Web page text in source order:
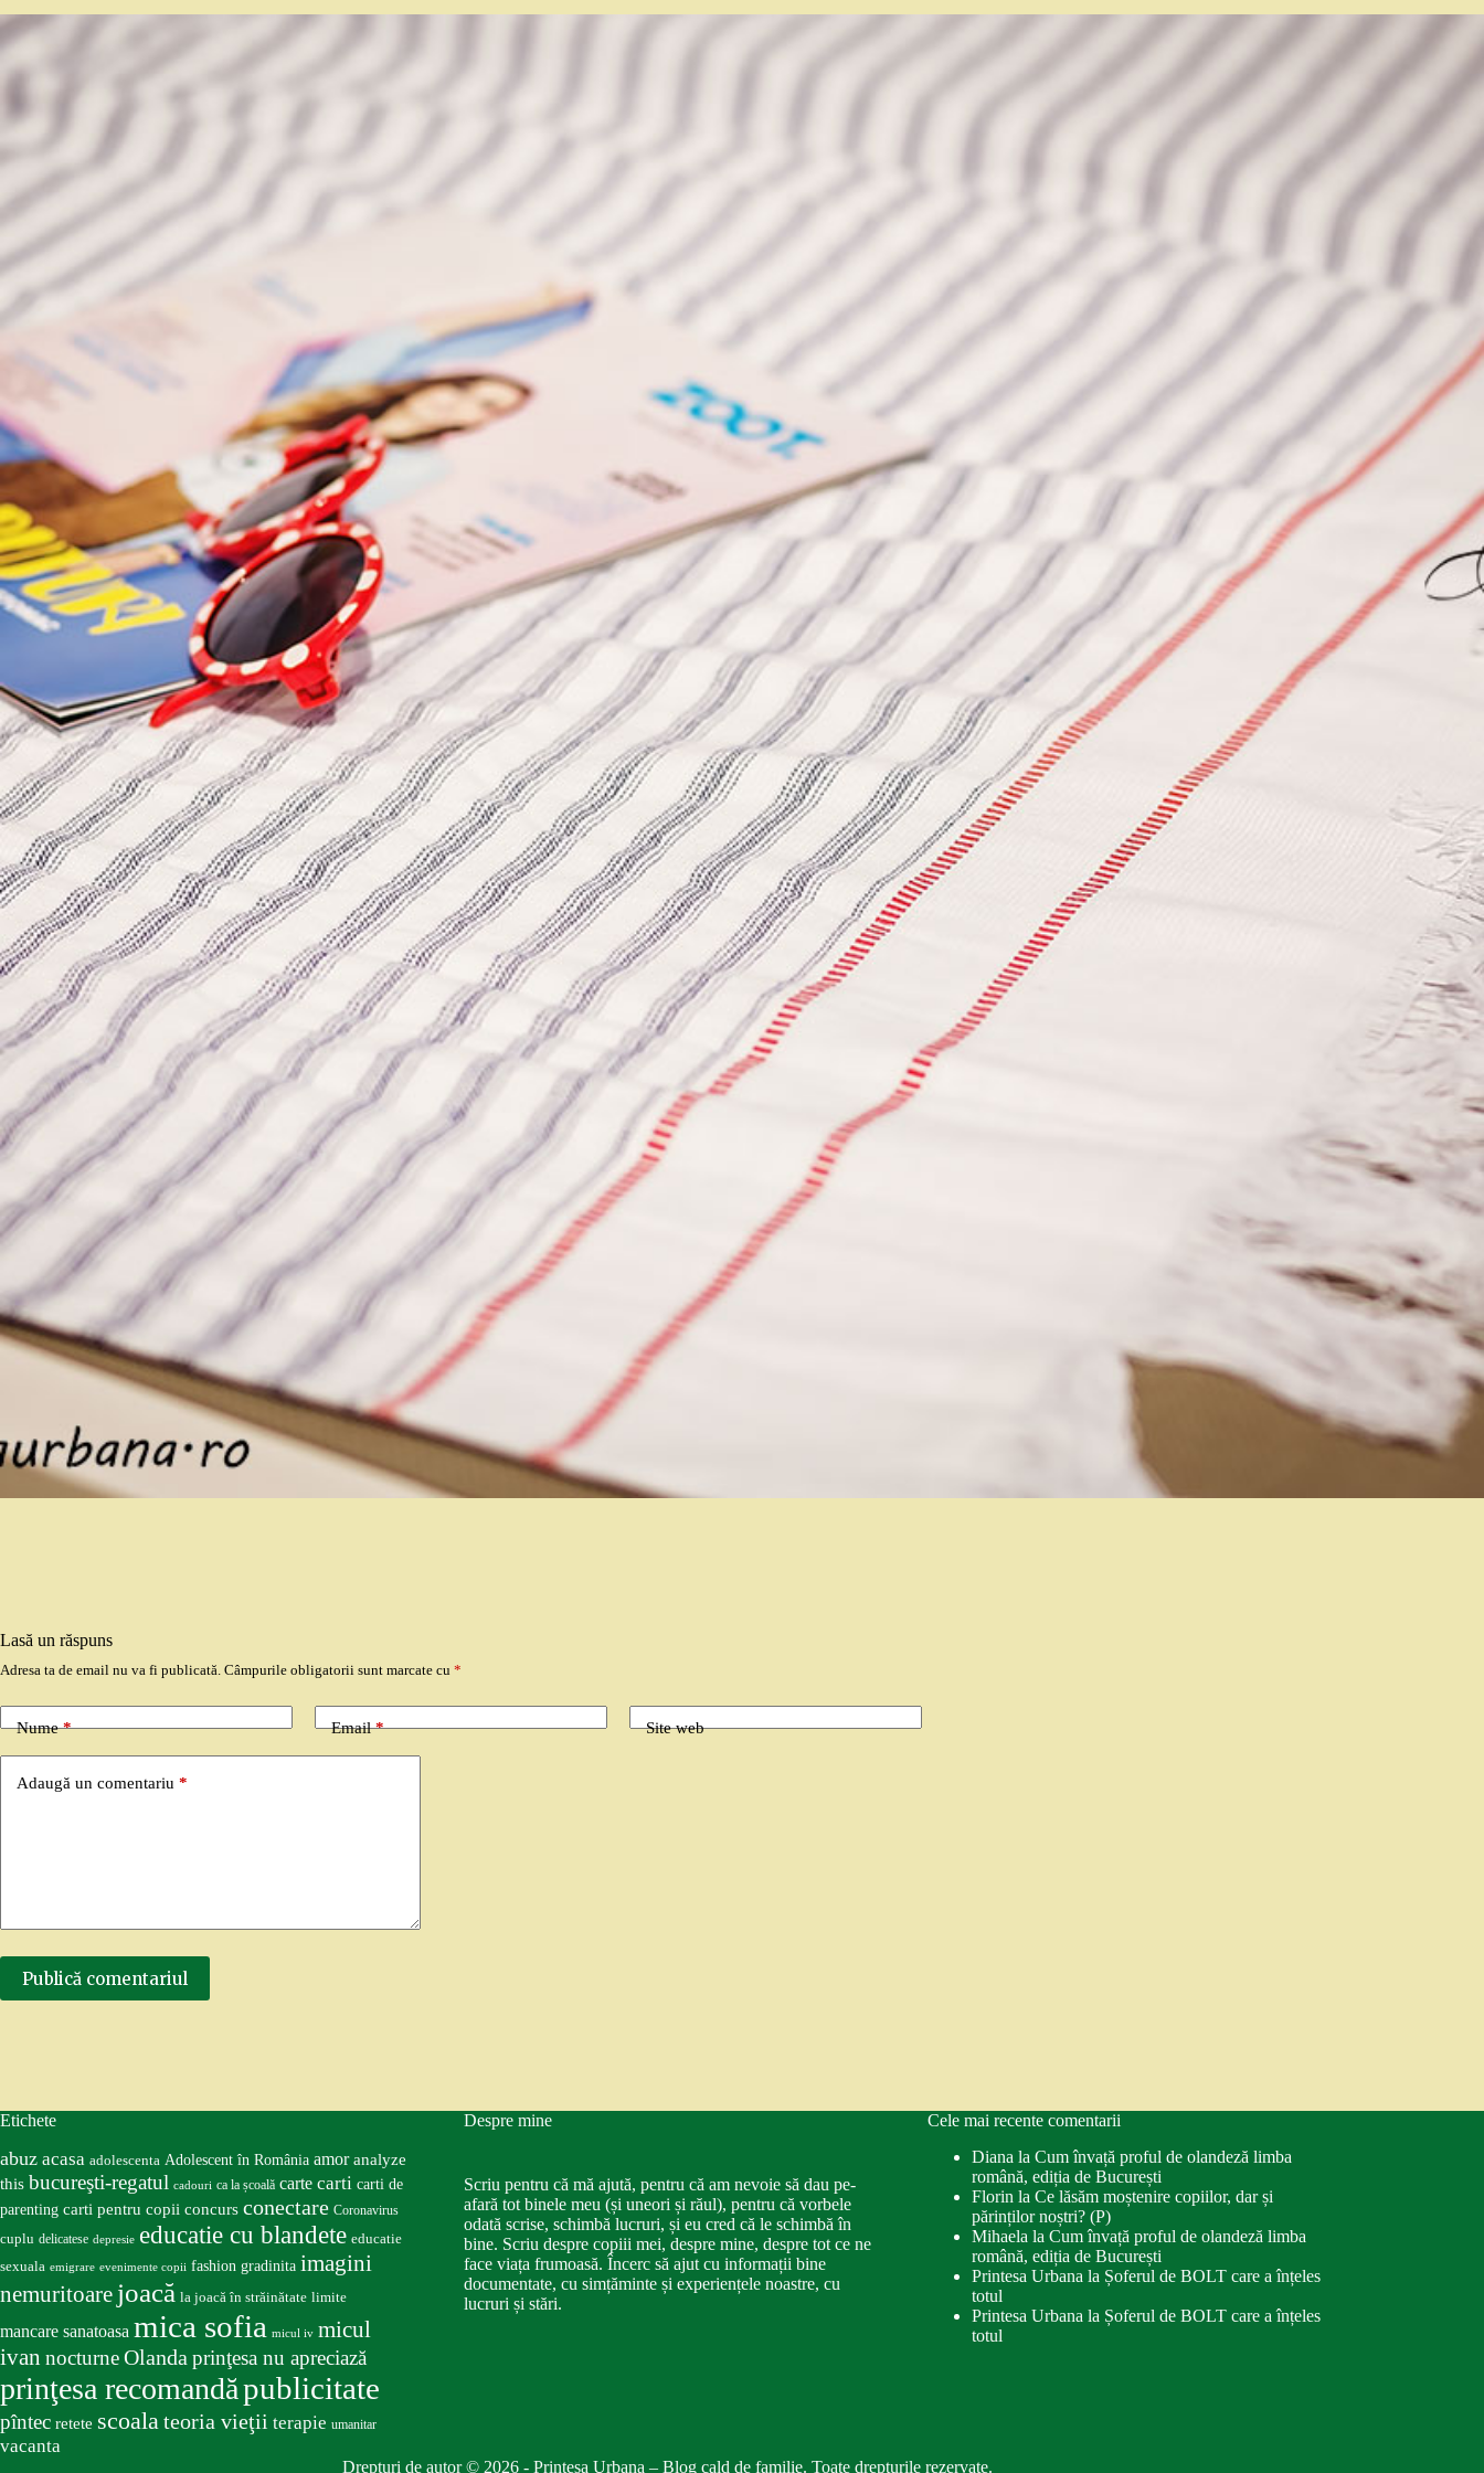
Lasă un răspuns
Adresa ta de email nu va fi publicată. Câmpurile obligatorii sunt marcate cu *
Nume* Email* Site web
Adaugă un comentariu *
Publică comentariul
Etichete
abuz acasa adolescenta Adolescent în România amor analyze
this bucureşti-regatul cadouri ca la școală carte carti carti de
parenting carti pentru copii concurs conectare Coronavirus
cuplu delicatese depresie educatie cu blandete educatie
sexuala emigrare evenimente copii fashion gradinita imagini
nemuritoare joacă la joacă în străinătate limite
mancare sanatoasa mica sofia micul iv micul
ivan nocturneOlanda prinţesa nu apreciază
prinţesa recomandăpublicitate
pîntec retete scoalateoria vieţii terapie umanitar
vacanta
Despre mine
Scriu pentru că mă ajută, pentru că am nevoie să dau pe-
afară tot binele meu (și uneori și răul), pentru că vorbele
odată scrise, schimbă lucruri, și eu cred că le schimbă în
bine. Scriu despre copiii mei, despre mine, despre tot ce ne
face viața frumoasă. Încerc să ajut cu informații bine
documentate, cu simțăminte și experiențele noastre, cu
lucruri și stări.
Cele mai recente comentarii
Diana la Cum învață proful de olandeză limba
română, ediția de București
Florin la Ce lăsăm moștenire copiilor, dar și
părinților noștri? (P)
Mihaela la Cum învață proful de olandeză limba
română, ediția de București
Printesa Urbana la Șoferul de BOLT care a înțeles
totul
Printesa Urbana la Șoferul de BOLT care a înțeles
totul
Drepturi de autor © 2026 - Printesa Urbana – Blog cald de familie. Toate drepturile rezervate.